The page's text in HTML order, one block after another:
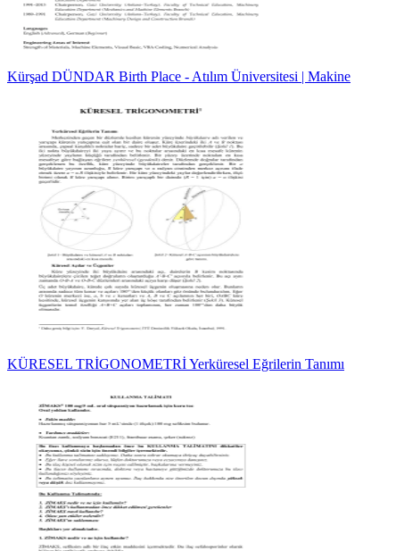
Kürşad DÜNDAR Birth Place - Atılım Üniversitesi | Makine
KÜRESEL TRİGONOMETRİ Yerküresel Eğrilerin Tanımı